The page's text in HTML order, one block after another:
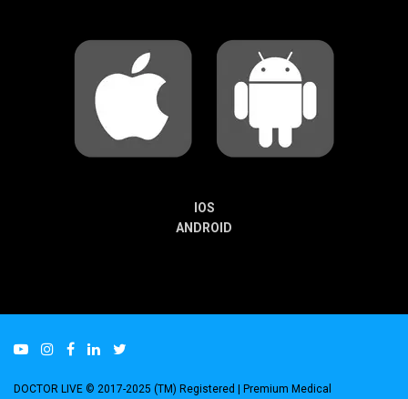
IOS
ANDROID
DOCTOR LIVE © 2017-2025 (TM) Registered | Premium Medical